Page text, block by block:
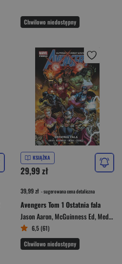
Chwilowo niedostępny
KSIĄŻKA
29,99 zł
39,99 zł - sugerowana cena detaliczna
Avengers Tom 1 Ostatnia fala
Jason Aaron,McGuinness Ed,Medina Paco
6,5 (61)
Chwilowo niedostępny